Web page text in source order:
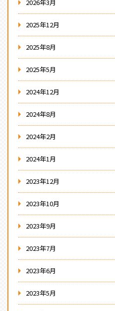
2026年3月
2025年12月
2025年8月
2025年5月
2024年12月
2024年8月
2024年2月
2024年1月
2023年12月
2023年10月
2023年9月
2023年7月
2023年6月
2023年5月